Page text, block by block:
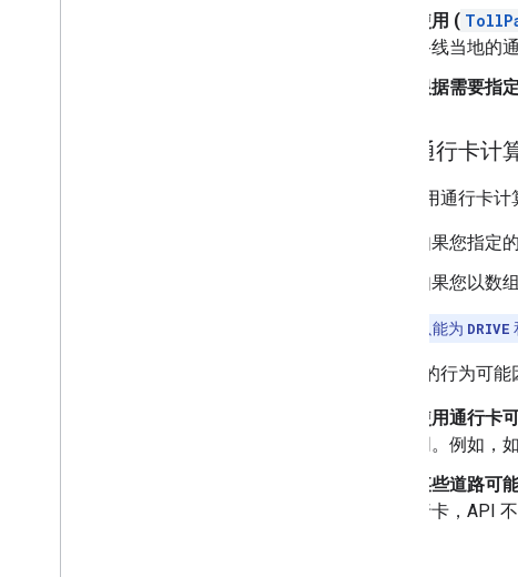
使用 (
路线当地的
根据需要指
使用通行卡计
如需使用通行卡
如果您指定
如果您以数
您只能为 DRIVE
通行卡的行为可能
使用通行卡
同。例如，
某些道路可
行卡，API